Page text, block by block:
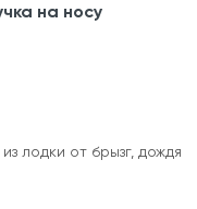
на носу
лодки от брызг, дождя